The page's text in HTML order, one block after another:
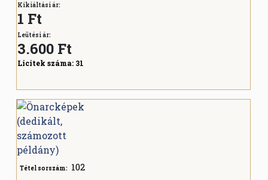
Kikiáltási ár:
1 Ft
Leütési ár:
3.600 Ft
Licitek száma: 31
Tétel sorszám: 102